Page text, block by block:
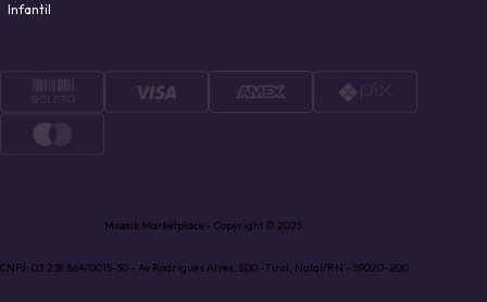
Infantil
Mozaik Marketplace - Copyright © 2025.
CNPJ: 03.238.864/0015-30 - Av Rodrigues Alves, 800 -Tirol, Natal/RN - 59020-200